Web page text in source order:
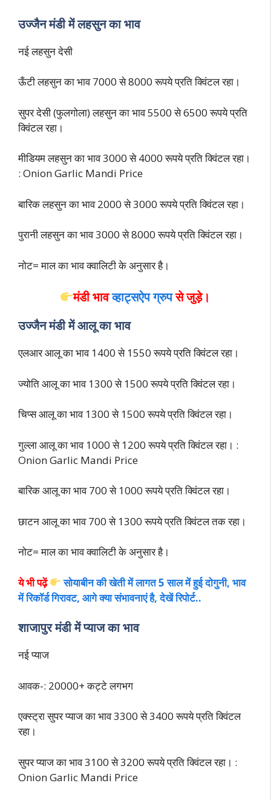
उज्जैन मंडी में लहसुन का भाव
नई लहसुन देसी
ऊँटी लहसुन का भाव 7000 से 8000 रूपये प्रति क्विंटल रहा।
सुपर देसी (फुलगोला) लहसुन का भाव 5500 से 6500 रूपये प्रति
क्विंटल रहा।
मीडियम लहसुन का भाव 3000 से 4000 रूपये प्रति क्विंटल रहा।
: Onion Garlic Mandi Price
बारिक लहसुन का भाव 2000 से 3000 रूपये प्रति क्विंटल रहा।
पुरानी लहसुन का भाव 3000 से 8000 रूपये प्रति क्विंटल रहा।
नोट= माल का भाव क्वालिटी के अनुसार है।
मंडी भावव्हाट्सऐप ग्रुपसे जुड़े।
उज्जैन मंडी में आलू का भाव
एलआर आलू का भाव 1400 से 1550 रूपये प्रति क्विंटल रहा।
ज्योति आलू का भाव 1300 से 1500 रूपये प्रति क्विंटल रहा।
चिप्स आलू का भाव 1300 से 1500 रूपये प्रति क्विंटल रहा।
गुल्ला आलू का भाव 1000 से 1200 रूपये प्रति क्विंटल रहा। :
Onion Garlic Mandi Price
बारिक आलू का भाव 700 से 1000 रूपये प्रति क्विंटल रहा।
छाटन आलू का भाव 700 से 1300 रूपये प्रति क्विंटल तक रहा।
नोट= माल का भाव क्वालिटी के अनुसार है।
ये भी पढ़ें
सोयाबीन की खेती में लागत 5 साल में हुई दोगुनी, भाव
में रिकॉर्ड गिरावट, आगे क्या संभावनाएं है, देखें रिपोर्ट..
शाजापुर मंडी में प्याज का भाव
नई प्याज
आवक-: 20000+ कट्टे लगभग
एक्स्ट्रा सुपर प्याज का भाव 3300 से 3400 रूपये प्रति क्विंटल
रहा।
सुपर प्याज का भाव 3100 से 3200 रूपये प्रति क्विंटल रहा। :
Onion Garlic Mandi Price